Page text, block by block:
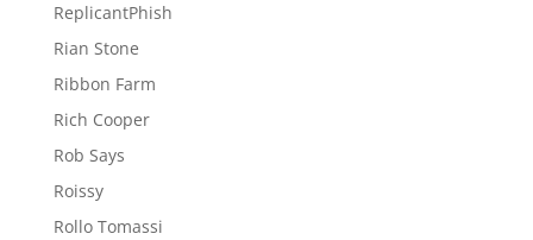
ReplicantPhish
Rian Stone
Ribbon Farm
Rich Cooper
Rob Says
Roissy
Rollo Tomassi